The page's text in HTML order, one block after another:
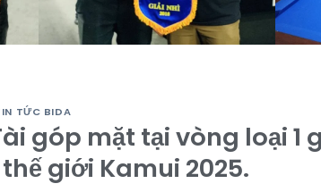
TỨC BIDA
góp mặt tại vòng loại 1
giới Kamui 2025.